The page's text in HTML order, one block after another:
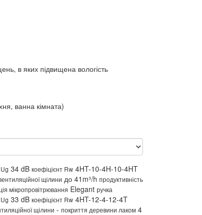
в яких підвищена вологість
ванна кімната)
34 dB коефіцієнт Rw 4HT-10-4H-10-4HT
щілини до 41m³/h продуктивність
мікропровітрювання Elegant ручка
33 dB коефіцієнт Rw 4HT-12-4-12-4T
щілини - покриття деревини лаком 4